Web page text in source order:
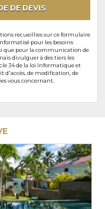
DE DEVIS
recueillies sur ce formulaire
pour les besoins
que pour la communication de
divulguer à des tiers les
34 de la loi Informatique et
d'accès, de modification, de
vous concernant.